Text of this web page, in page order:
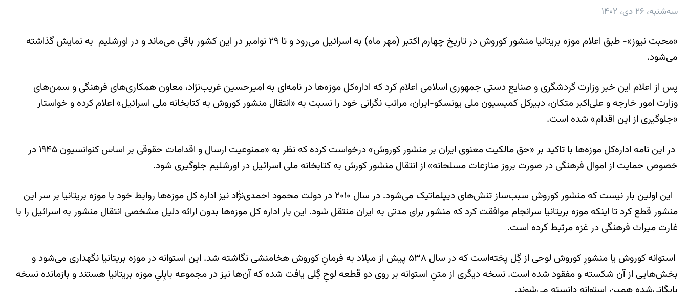
سه‌شنبه، ۲۶ دی، ۱۴۰۲
«محبت نیوز»- طبق اعلام موزه بریتانیا منشور کوروش در تاریخ چهارم اکتبر (مهر ماه) به اسرائیل می‌رود و تا ۲۹ نوامبر در این کشور باقی می‌ماند و در اورشلیم به نمایش گذاشته
می‌شود.
پس از اعلام این خبر وزارت گردشگری و صنایع دستی جمهوری اسلامی اعلام کرد که اداره‌کل موزه‌ها در نامه‌ای به امیرحسین غریب‌نژاد، معاون همکاری‌های فرهنگی و سمن‌های
وزارت امور خارجه و علی‌اکبر متکان، دبیرکل کمیسیون ملی یونسکو-ایران، مراتب نگرانی خود را نسبت به «انتقال منشور کوروش به کتابخانه ملی اسرائیل» اعلام کرده و خواستار
«جلوگیری از این اقدام» شده است.
در این نامه اداره‌کل موزه‌ها با تاکید بر «حق مالکیت معنوی ایران بر منشور کوروش» درخواست کرده که نظر به «ممنوعیت ارسال و اقدامات حقوقی بر اساس کنوانسیون ۱۹۴۵ در
خصوص حمایت از اموال فرهنگی در صورت بروز منازعات مسلحانه» از انتقال منشور کورش به کتابخانه ملی اسرائيل در اورشلیم جلوگیری شود.
این اولین بار نیست که منشور کوروش سبب‌ساز تنش‌های دیپلماتیک می‌شود. در سال ۲۰۱۰ در دولت محمود احمدی‌نژٰاد نیز اداره کل موزه‌ها روابط خود با موزه بریتانیا بر سر این
منشور قطع کرد تا اینکه موزه بریتانیا سرانجام موافقت کرد که منشور برای مدتی به ایران منتقل شود. این بار اداره کل موزه‌ها بدون ارائه دلیل مشخصی انتقال منشور به اسرائیل را با
غارت میراث فرهنگی در غزه مرتبط کرده است.
استوانه کوروش یا منشورِ کوروش لوحی از گِل پخته‌است که در سال ۵۳۸ پیش از میلاد به فرمانِ کوروش هخامنشی نگاشته شد. این استوانه در موزه بریتانیا نگهداری می‌شود و
بخش‌هایی از آن شکسته و مفقود شده‌ است. نسخه دیگری از متنِ استوانه بر روی دو قطعه لوحِ گِلی یافت شده که آن‌ها نیز در مجموعه بابِلیِ موزه بریتانیا هستند و بازمانده نسخه